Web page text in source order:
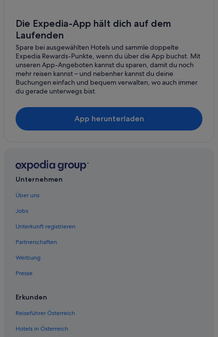
Die Expedia-App hält dich auf dem
Laufenden
Spare bei ausgewählten Hotels und sammle doppelte
Expedia Rewards-Punkte, wenn du über die App buchst. Mit
unseren App-Angeboten kannst du sparen, damit du noch
mehr reisen kannst – und nebenher kannst du deine
Buchungen einfach und bequem verwalten, wo auch immer
du gerade unterwegs bist.
App herunterladen
Unternehmen
Über uns
Jobs
Unterkunft registrieren
Partnerschaften
Werbung
Presse
Erkunden
Reiseführer Österreich
Hotels in Österreich